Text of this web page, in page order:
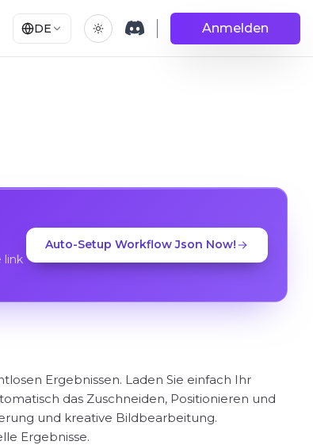
DE Anmelden
link
Auto-Setup Workflow Json Now!
Ergebnissen. Laden Sie einfach Ihr
das Zuschneiden, Positionieren und
und kreative Bildbearbeitung.
Ergebnisse.